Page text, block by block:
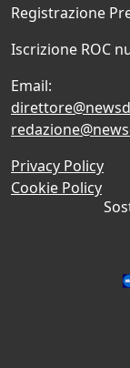
Registrazione
Iscrizione ROC
Email:
Privacy Policy
Cookie Policy